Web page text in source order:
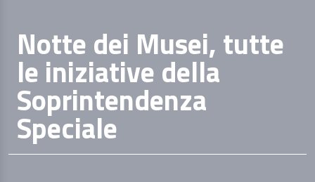
Notte dei Musei, tutte
le iniziative della
Soprintendenza
Speciale